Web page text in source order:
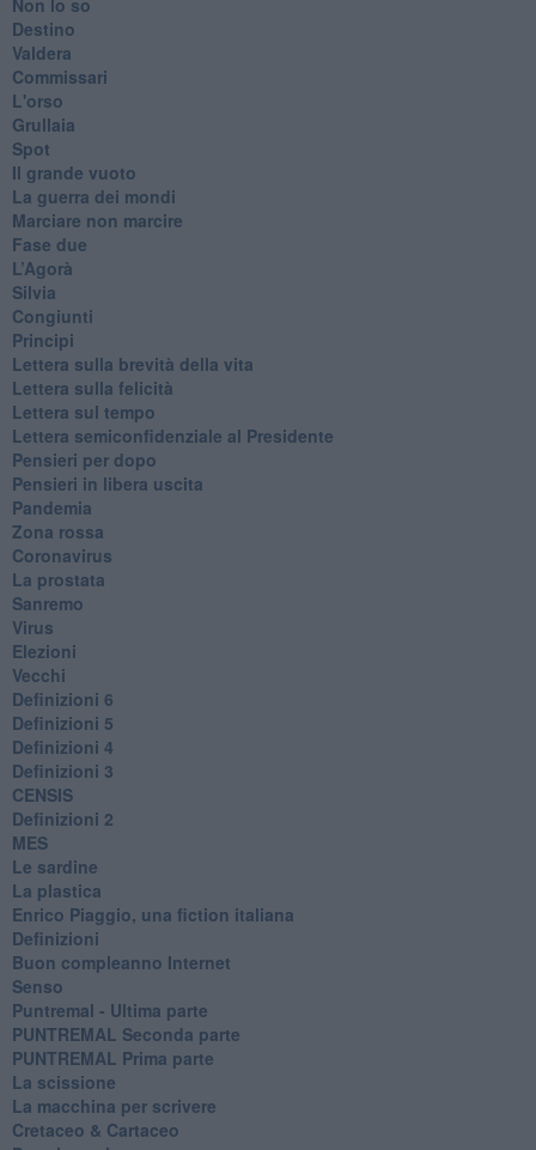
Destino
Valdera
Commissari
L'orso
Grullaia
Spot
​Il grande vuoto
​La guerra dei mondi
Marciare non marcire
Fase due
L’Agorà
Silvia
Congiunti
Principi
​Lettera sulla brevità della vita
​Lettera sulla felicità
​Lettera sul tempo
Lettera semiconfidenziale al Presidente
Pensieri per dopo
​Pensieri in libera uscita
Pandemia
Zona rossa
Coronavirus
La prostata
Sanremo
Virus
Elezioni
Vecchi
Definizioni 6
Definizioni 5
Definizioni 4
Definizioni 3
CENSIS
​Definizioni 2
MES
Le sardine
La plastica
​Enrico Piaggio, una fiction italiana
Definizioni
​Buon compleanno Internet
Senso
Puntremal - Ultima parte
PUNTREMAL Seconda parte
​PUNTREMAL Prima parte
La scissione
La macchina per scrivere
Cretaceo & Cartaceo